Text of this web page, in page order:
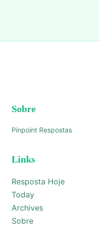
Sobre
Pinpoint Respostas
Links
Resposta Hoje
Today
Archives
Sobre